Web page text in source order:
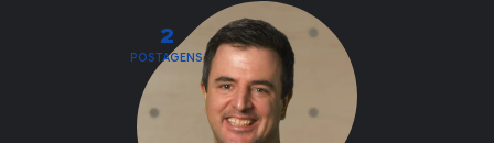
2
POSTAGENS